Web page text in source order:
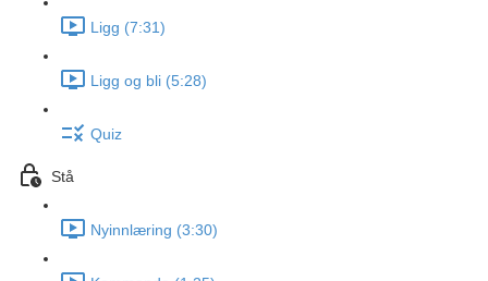
Ligg (7:31)
Ligg og bli (5:28)
Quiz
Stå
Nyinnlæring (3:30)